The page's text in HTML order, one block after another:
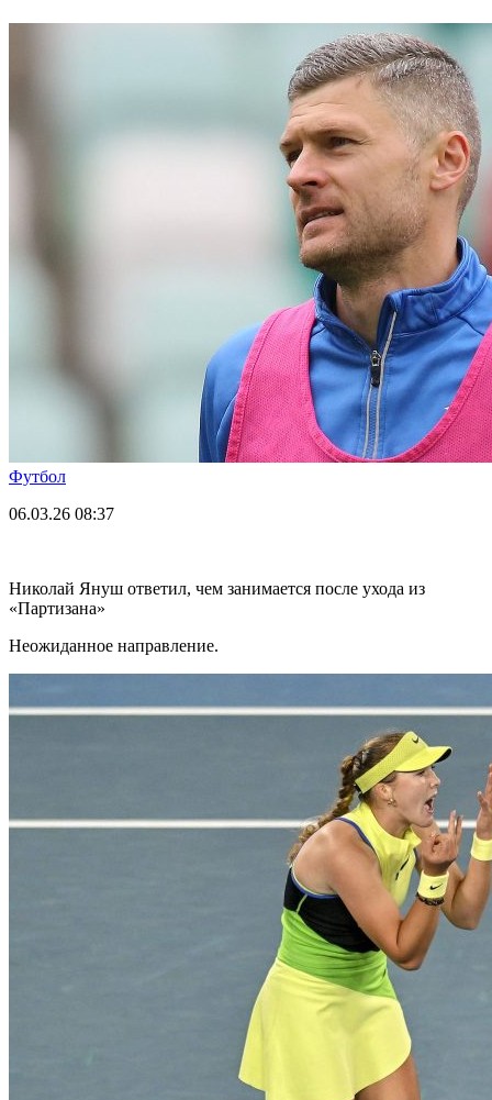
Футбол
06.03.26 08:37
Николай Януш ответил, чем занимается после ухода из
«Партизана»
Неожиданное направление.